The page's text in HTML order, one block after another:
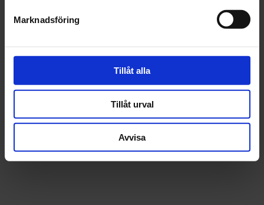
Marknadsföring
Tillåt alla
Tillåt urval
Avvisa
Recensioner